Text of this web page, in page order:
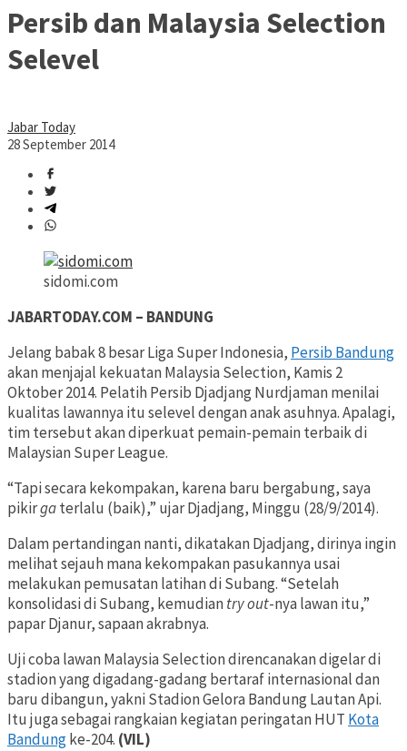
Persib dan Malaysia Selection
Selevel
Jabar Today
28 September 2014
sidomi.com
JABARTODAY.COM – BANDUNG
Jelang babak 8 besar Liga Super Indonesia, Persib Bandung
akan menjajal kekuatan Malaysia Selection, Kamis 2
Oktober 2014. Pelatih Persib Djadjang Nurdjaman menilai
kualitas lawannya itu selevel dengan anak asuhnya. Apalagi,
tim tersebut akan diperkuat pemain-pemain terbaik di
Malaysian Super League.
“Tapi secara kekompakan, karena baru bergabung, saya
pikirgaterlalu (baik),” ujar Djadjang, Minggu (28/9/2014).
Dalam pertandingan nanti, dikatakan Djadjang, dirinya ingin
melihat sejauh mana kekompakan pasukannya usai
melakukan pemusatan latihan di Subang. “Setelah
konsolidasi di Subang, kemudiantry out-nya lawan itu,”
papar Djanur, sapaan akrabnya.
Uji coba lawan Malaysia Selection direncanakan digelar di
stadion yang digadang-gadang bertaraf internasional dan
baru dibangun, yakni Stadion Gelora Bandung Lautan Api.
Itu juga sebagai rangkaian kegiatan peringatan HUT Kota
Bandungke-204. (VIL)